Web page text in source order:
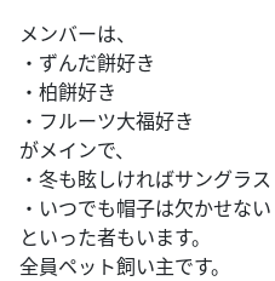
メンバーは、
・ずんだ餅好き
・柏餅好き
・フルーツ大福好き
がメインで、
・冬も眩しければサングラス
・いつでも帽子は欠かせない
といった者もいます。
全員ペット飼い主です。